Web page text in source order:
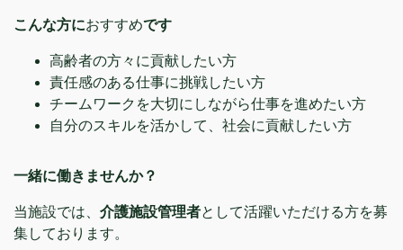
こんな方におすすめです
高齢者の方々に貢献したい方
責任感のある仕事に挑戦したい方
チームワークを大切にしながら仕事を進めたい方
自分のスキルを活かして、社会に貢献したい方
一緒に働きませんか？
当施設では、 介護施設管理者として活躍いただける方を募
集しております。